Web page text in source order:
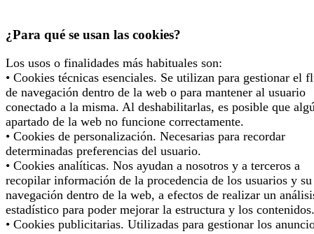
¿Para qué se usan las cookies?
Los usos o finalidades más habituales son:
• Cookies técnicas esenciales. Se utilizan para gestionar el
de navegación dentro de la web o para mantener al usuario
conectado a la misma. Al deshabilitarlas, es posible que
apartado de la web no funcione correctamente.
• Cookies de personalización. Necesarias para recordar
determinadas preferencias del usuario.
• Cookies analíticas. Nos ayudan a nosotros y a terceros a
recopilar información de la procedencia de los usuarios y su
navegación dentro de la web, a efectos de realizar un
estadístico para poder mejorar la estructura y los contenidos.
• Cookies publicitarias. Utilizadas para gestionar los